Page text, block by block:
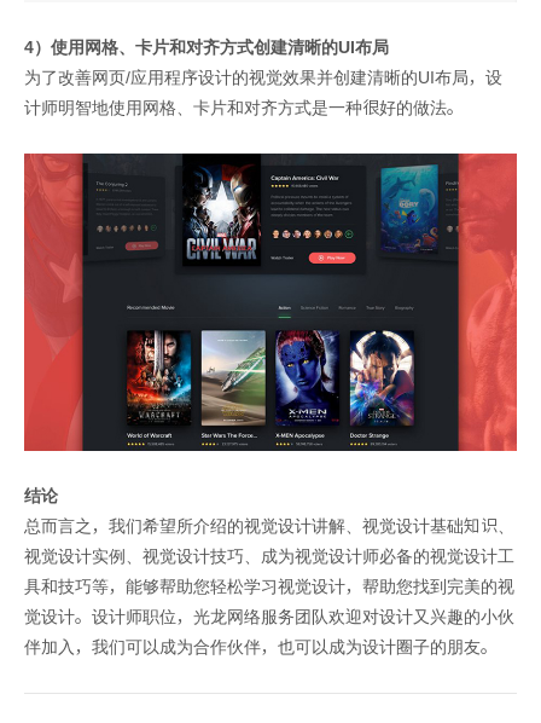
4）使用网格、卡片和对齐方式创建清晰的UI布局
为了改善网页/应用程序设计的视觉效果并创建清晰的UI布局，设
计师明智地使用网格、卡片和对齐方式是一种很好的做法。
结论
总而言之，我们希望所介绍的视觉设计讲解、视觉设计基础知识、
视觉设计实例、视觉设计技巧、成为视觉设计师必备的视觉设计工
具和技巧等，能够帮助您轻松学习视觉设计，帮助您找到完美的视
觉设计。设计师职位，光龙网络服务团队欢迎对设计又兴趣的小伙
伴加入，我们可以成为合作伙伴，也可以成为设计圈子的朋友。